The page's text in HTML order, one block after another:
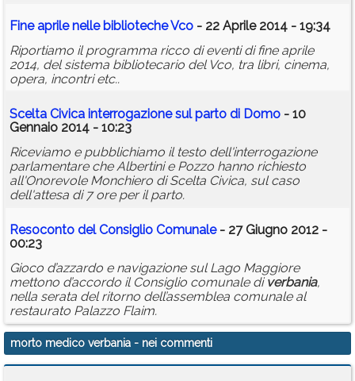
Fine aprile nelle biblioteche Vco - 22 Aprile 2014 - 19:34
Riportiamo il programma ricco di eventi di fine aprile
2014, del sistema bibliotecario del Vco, tra libri, cinema,
opera, incontri etc..
Scelta Civica interrogazione sul parto di Domo - 10
Gennaio 2014 - 10:23
Riceviamo e pubblichiamo il testo dell'interrogazione
parlamentare che Albertini e Pozzo hanno richiesto
all'Onorevole Monchiero di Scelta Civica, sul caso
dell'attesa di 7 ore per il parto.
Resoconto del Consiglio Comunale- 27 Giugno 2012 -
00:23
Gioco d’azzardo e navigazione sul Lago Maggiore
mettono d’accordo il Consiglio comunale di verbania,
nella serata del ritorno dell’assemblea comunale al
restaurato Palazzo Flaim.
morto medico verbania - nei commenti